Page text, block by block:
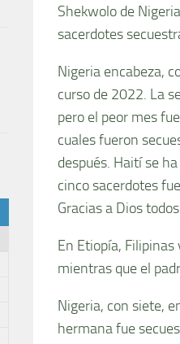
Shekwolo de
sacerdotes
Nigeria encabeza,
curso de 2022. La
pero el peor mes
cuales fueron
después. Haití se
cinco sacerdotes
Gracias a Dios
En Etiopía,
mientras que el
Nigeria, con siete,
hermana fue